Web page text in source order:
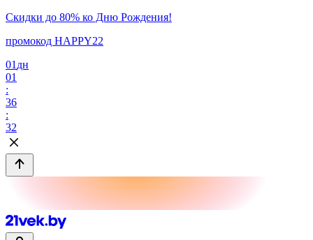
Скидки до 80% ко Дню Рождения!
промокод HAPPY22
01 дн
01
:
36
:
32